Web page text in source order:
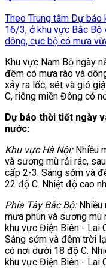
Theo Trung tâm Dự
16/3, ở khu vực Bắc Bộ
dông, cục bộ có mưa
Khu vực Nam Bộ ngày
đêm có mưa rào và
xảy ra lốc, sét và gió
C, riêng miền Đông có
Dự báo thời tiết ngày
nước:
Khu vực Hà Nội: Nhiều
và sương mù rải rác,
cấp 2-3. Sáng sớm và
22 độ C. Nhiệt độ cao
Phía Tây Bắc Bộ:
mưa phùn và sương mù
khu vực Điện Biên - Lai
Sáng sớm và đêm trời
có nơi dưới 18 độ C.
khu vực Điện Biên - Lai